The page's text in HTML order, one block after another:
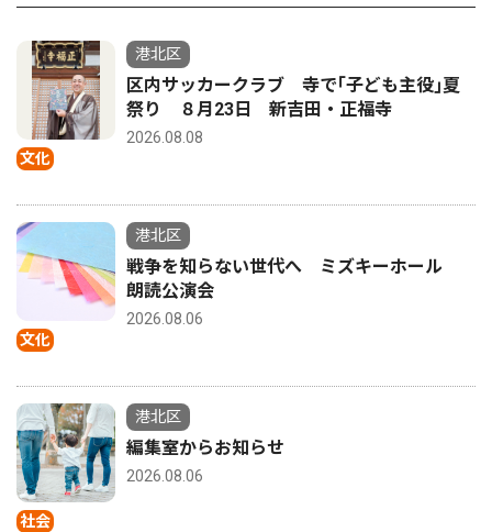
文化
港北区
区内サッカークラブ 寺で｢子ども主役｣夏
祭り ８月23日 新吉田・正福寺
2026.08.08
文化
港北区
戦争を知らない世代へ ミズキーホール
朗読公演会
2026.08.06
社会
港北区
編集室からお知らせ
2026.08.06